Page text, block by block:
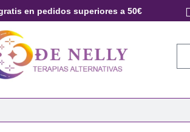
en pedidos superiores a 50€